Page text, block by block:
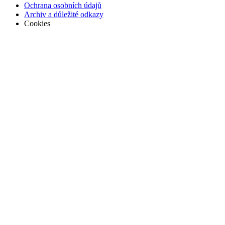
Ochrana osobních údajů
Archiv a důležité odkazy
Cookies